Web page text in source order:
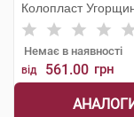
Колопласт
Немає в наявності
від 561.00 грн